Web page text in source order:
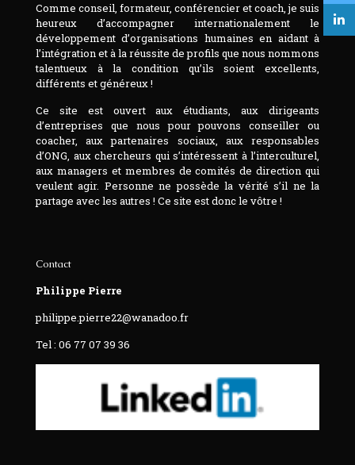
Comme conseil, formateur, conférencier et coach, je suis
heureux d’accompagner internationalement le
développement d’organisations humaines en aidant à
l’intégration et à la réussite de profils que nous nommons
talentueux à la condition qu’ils soient excellents,
différents et généreux !
Ce site est ouvert aux étudiants, aux dirigeants
d’entreprises que nous pour pouvons conseiller ou
coacher, aux partenaires sociaux, aux responsables
d’ONG, aux chercheurs qui s’intéressent à l’interculturel,
aux managers et membres de comités de direction qui
veulent agir. Personne ne possède la vérité s’il ne la
partage avec les autres ! Ce site est donc le vôtre !
Contact
Philippe Pierre
philippe.pierre22@wanadoo.fr
Tel : 06 77 07 39 36‬